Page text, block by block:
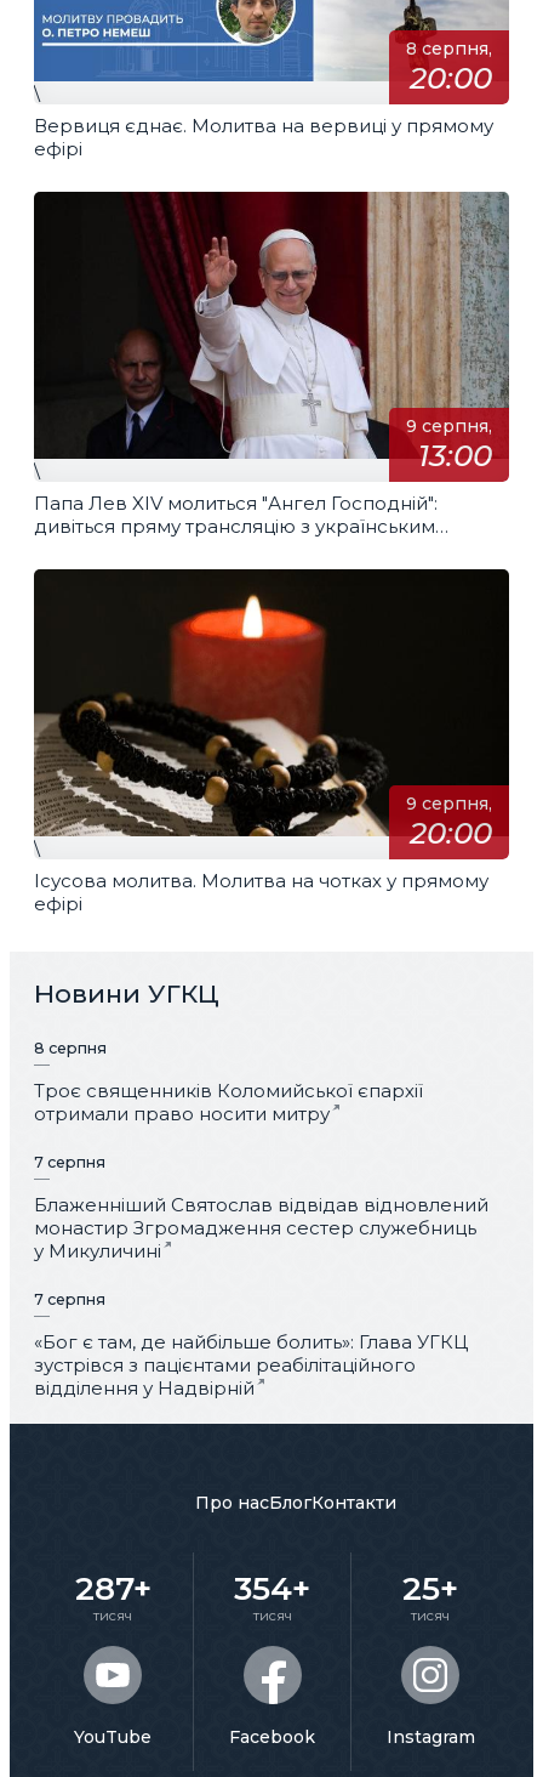
8 серпня,
20:00
\
Вервиця єднає. Молитва на вервиці у прямому
ефірі
9 серпня,
13:00
\
Папа Лев XIV молиться "Ангел Господній":
дивіться пряму трансляцію з українським
9 серпня,
20:00
\
Ісусова молитва. Молитва на чотках у прямому
ефірі
Новини УГКЦ
8 серпня
Троє священників Коломийської єпархії
отримали право носити митру
7 серпня
Блаженніший Святослав відвідав відновлений
монастир Згромадження сестер служебниць
у Микуличині
7 серпня
«Бог є там, де найбільше болить»: Глава УГКЦ
зустрівся з пацієнтами реабілітаційного
відділення у Надвірній
Про насБлогКонтакти
287+
тисяч
YouTube
354+
тисяч
Facebook
25+
тисяч
Instagram